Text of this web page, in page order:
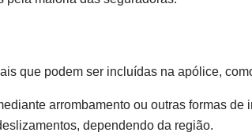
que podem ser incluídas na apólice,
arrombamento ou outras formas de
dependendo da região.